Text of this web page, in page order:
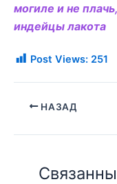
могиле и не
индейцы лакота
Post Views: 251
НАЗАД